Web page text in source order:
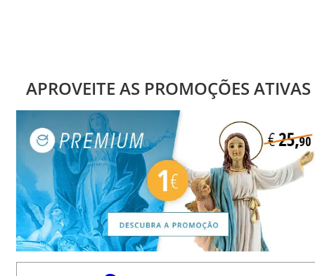
APROVEITE AS PROMOÇÕES ATIVAS